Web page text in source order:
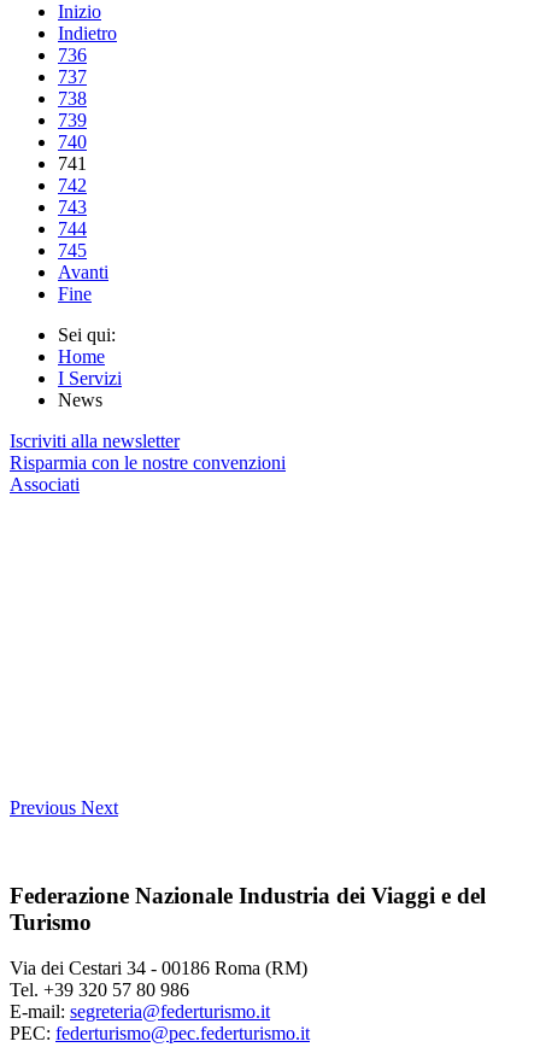
Inizio
Indietro
736
737
738
739
740
741
742
743
744
745
Avanti
Fine
Sei qui:
Home
I Servizi
News
Iscriviti alla newsletter
Risparmia con le nostre convenzioni
Associati
Previous Next
Federazione Nazionale Industria dei Viaggi e del
Turismo
Via dei Cestari 34 - 00186 Roma (RM)
Tel. +39 320 57 80 986
E-mail: segreteria@federturismo.it
PEC: federturismo@pec.federturismo.it